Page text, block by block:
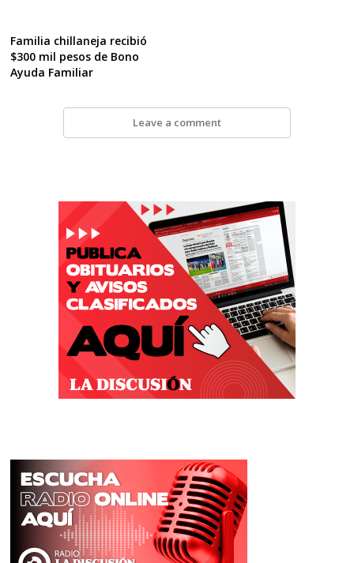
Familia chillaneja recibió
$300 mil pesos de Bono
Ayuda Familiar
Leave a comment